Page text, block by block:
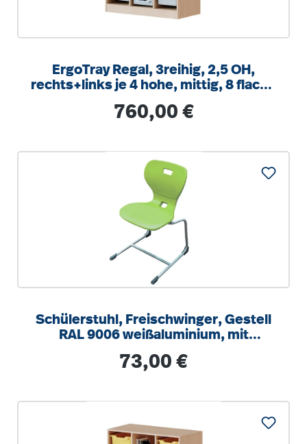
ErgoTray Regal, 3reihig, 2,5 OH,
rechts+links je 4 hohe, mittig, 8 flache
Regulärer Preis:
760,00 €
Schülerstuhl, Freischwinger, Gestell
RAL 9006 weißaluminium, mit
Regulärer Preis:
73,00 €